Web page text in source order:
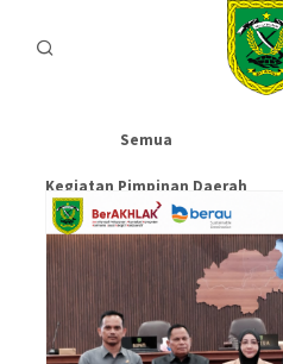
PROFIL
INFORMASI
LAYANAN
SARANA & PRASARANA
Semua
Kegiatan Pimpinan Daerah